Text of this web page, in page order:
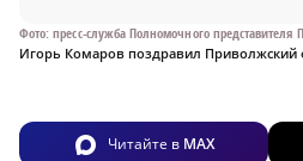
Фото: пресс-служба Полномочного
Игорь Комаров поздравил Приволжский
Читайте в MAX